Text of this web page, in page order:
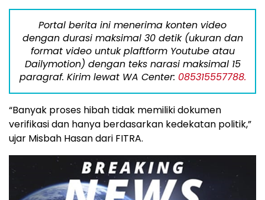
Portal berita ini menerima konten video
dengan durasi maksimal 30 detik (ukuran dan
format video untuk plaftform Youtube atau
Dailymotion) dengan teks narasi maksimal 15
paragraf. Kirim lewat WA Center: 085315557788.
“Banyak proses hibah tidak memiliki dokumen
verifikasi dan hanya berdasarkan kedekatan politik,”
ujar Misbah Hasan dari FITRA.